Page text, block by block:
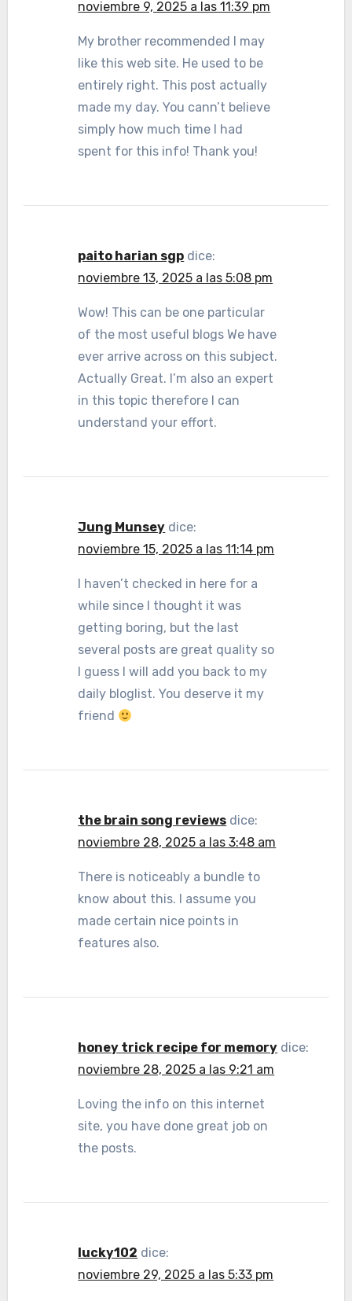
noviembre 9, 2025 a las 11:39 pm
My brother recommended I may
like this web site. He used to be
entirely right. This post actually
made my day. You cann’t believe
simply how much time I had
spent for this info! Thank you!
paito harian sgp dice:
noviembre 13, 2025 a las 5:08 pm
Wow! This can be one particular
of the most useful blogs We have
ever arrive across on this subject.
Actually Great. I’m also an expert
in this topic therefore I can
understand your effort.
Jung Munsey dice:
noviembre 15, 2025 a las 11:14 pm
I haven’t checked in here for a
while since I thought it was
getting boring, but the last
several posts are great quality so
I guess I will add you back to my
daily bloglist. You deserve it my
friend
the brain song reviews dice:
noviembre 28, 2025 a las 3:48 am
There is noticeably a bundle to
know about this. I assume you
made certain nice points in
features also.
honey trick recipe for memory dice:
noviembre 28, 2025 a las 9:21 am
Loving the info on this internet
site, you have done great job on
the posts.
lucky102 dice:
noviembre 29, 2025 a las 5:33 pm